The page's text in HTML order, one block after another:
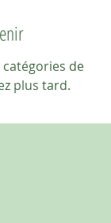
de
plus tard.